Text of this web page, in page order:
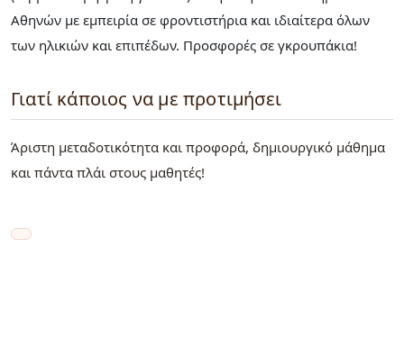
Αθηνών με εμπειρία σε φροντιστήρια και ιδιαίτερα όλων
των ηλικιών και επιπέδων. Προσφορές σε γκρουπάκια!
Γιατί κάποιος να με προτιμήσει
Άριστη μεταδοτικότητα και προφορά, δημιουργικό μάθημα
και πάντα πλάι στους μαθητές!